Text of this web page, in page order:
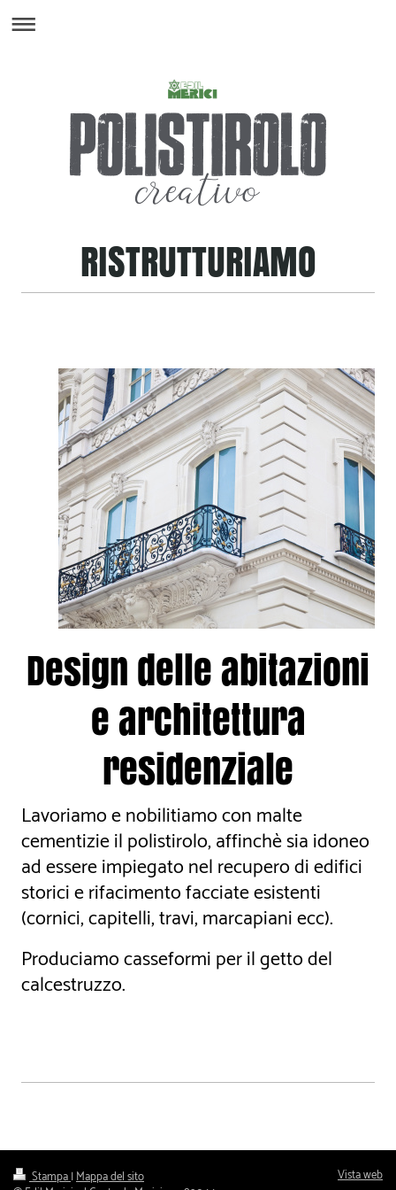
RISTRUTTURIAMO
Design delle abitazioni
e architettura
residenziale
Lavoriamo e nobilitiamo con malte
cementizie il polistirolo, affinchè sia idoneo
ad essere impiegato nel recupero di edifici
storici e rifacimento facciate esistenti
(cornici, capitelli, travi, marcapiani ecc).
Produciamo casseformi per il getto del
calcestruzzo.
Stampa|Mappa del sito
Vista web